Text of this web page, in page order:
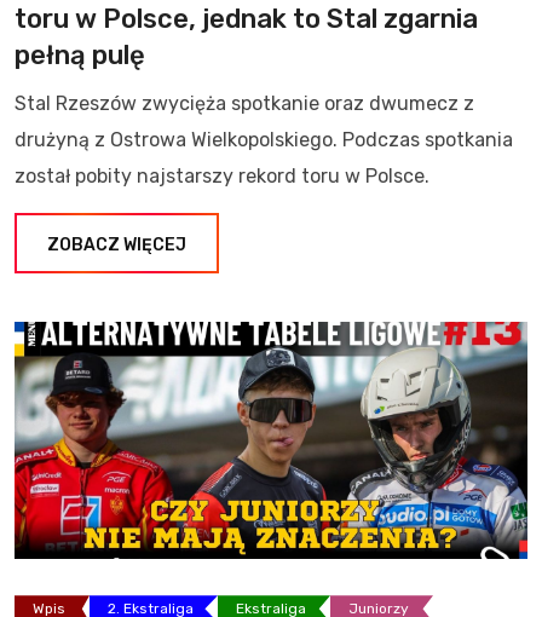
toru w Polsce, jednak to Stal zgarnia
pełną pulę
Stal Rzeszów zwycięża spotkanie oraz dwumecz z
drużyną z Ostrowa Wielkopolskiego. Podczas spotkania
został pobity najstarszy rekord toru w Polsce.
ZOBACZ WIĘCEJ
Wpis 2. Ekstraliga Ekstraliga Juniorzy